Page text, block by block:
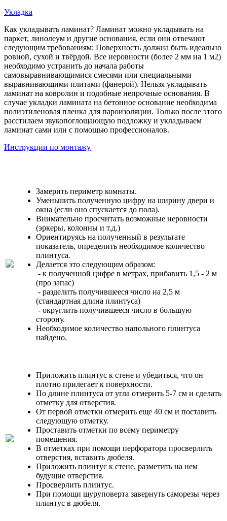
Укладка
Как укладывать ламинат? Ламинат можно укладывать на
паркет, линолеум и другие основания, если они отвечают
следующим требованиям: Поверхность должна быть идеально
ровной, сухой и твёрдой. Все неровности (более 2 мм на 1 м2)
необходимо устранить до начала работы
самовыравнивающимися смесями или специальными
выравнивающими плитами (фанерой). Нельзя укладывать
ламинат на ковролин и подобные непрочные основания. В
случае укладки ламината на бетонное основание необходима
полиэтиленовая пленка для пароизоляции. Только после этого
расстилаем звукопоглощающую подложку и укладываем
ламинат сами или с помощью профессионалов.
Инструкции по монтажу
Замерить периметр комнаты.
Уменьшить полученную цифру на ширину двери и
окна (если оно спускается до пола).
Внимательно просчитать возможные неровности
(эркеры, колонны и т.д.)
Ориентируясь на полученный в результате
показатель, определить необходимое количество
плинтуса.
Делается это следующим образом:
- к полученной цифре в метрах, прибавить 1,5 - 2 м
(про запас)
- разделить получившееся число на 2,5 м
(стандартная длина плинтуса)
- округлить получившееся число в большую
сторону.
Необходимое количество напольного плинтуса
найдено.
Приложить плинтус к стене и убедиться, что он
плотно прилегает к поверхности.
По длине плинтуса от угла отмерить 5-7 см и сделать
отметку для отверстия.
От первой отметки отмерить еще 40 см и поставить
следующую отметку.
Проставить отметки по всему периметру
помещения.
В отметках при помощи перфоратора просверлить
отверстия, вставить дюбеля.
Приложить плинтус к стене, разметить на нем
будущие отверстия.
Просверлить плинтус.
При помощи шуруповерта завернуть саморезы через
плинтус в дюбеля.